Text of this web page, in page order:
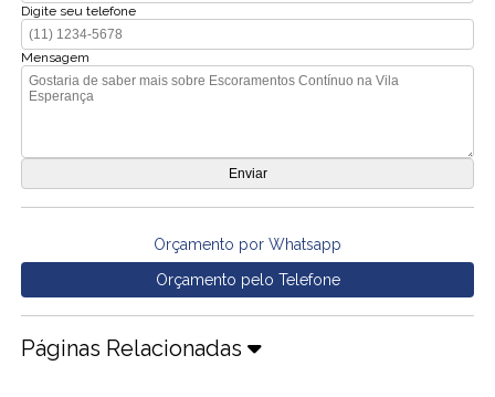
Digite seu telefone
Mensagem
Orçamento por Whatsapp
Orçamento pelo Telefone
Páginas Relacionadas